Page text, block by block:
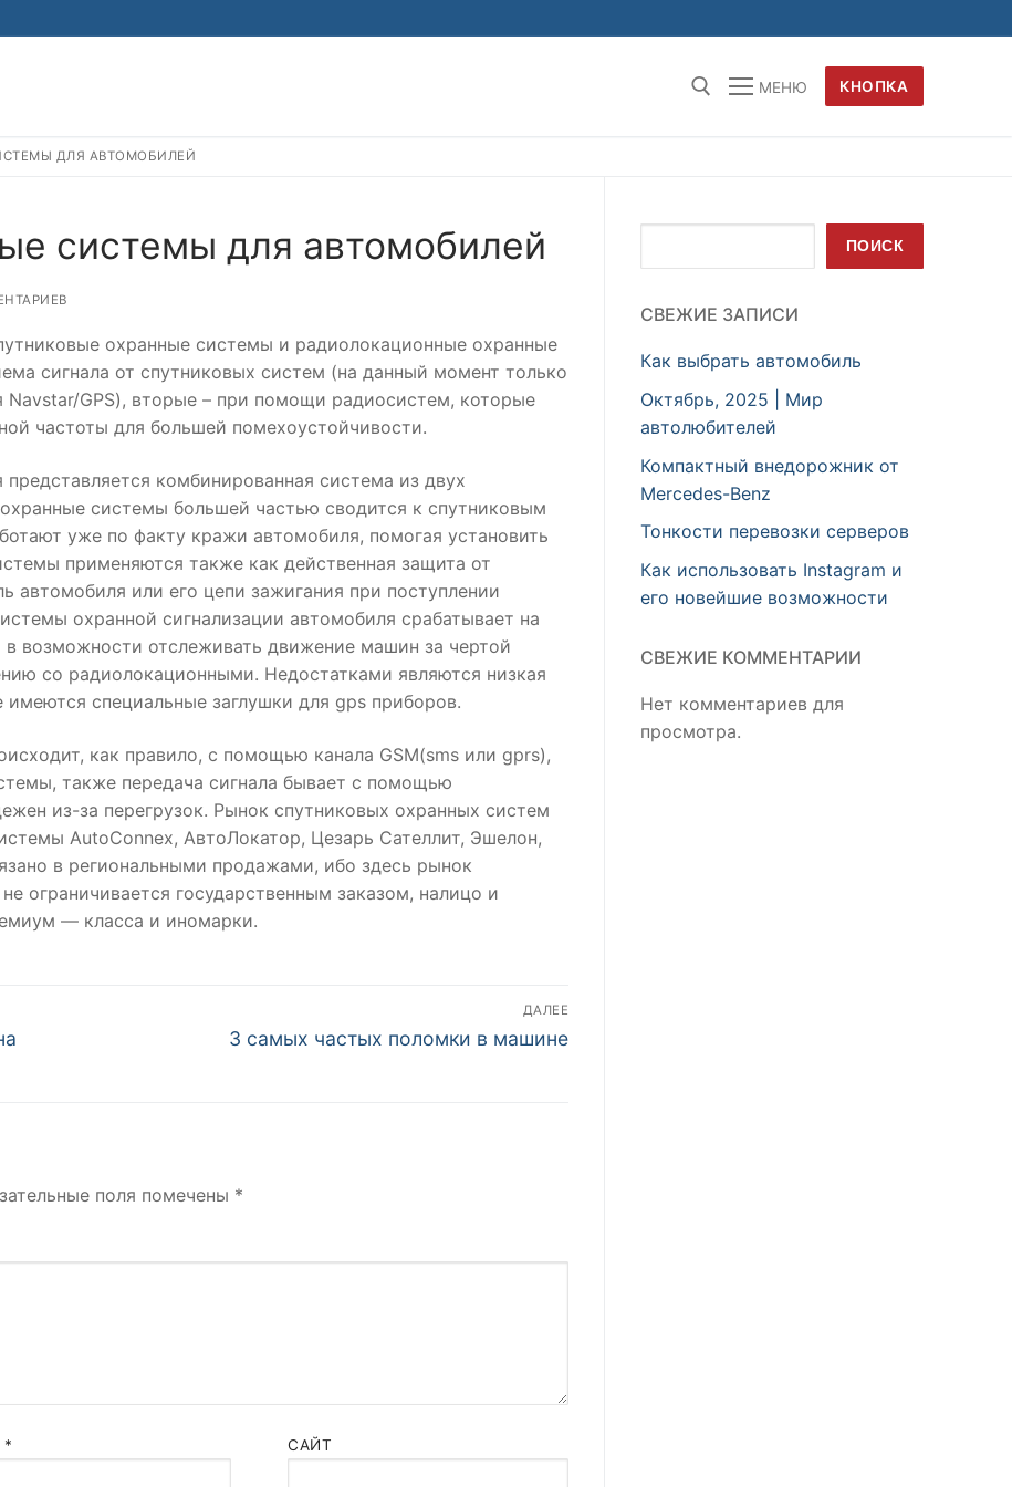
МЕНЮ КНОПКА
ДЛЯ АВТОМОБИЛЕЙ
системы для автомобилей
охранные системы и радиолокационные охранные
сигнала от спутниковых систем (на данный момент только
Navstar/GPS), вторые – при помощи радиосистем, которые
частоты для большей помехоустойчивости.
комбинированная система из двух
системы большей частью сводится к спутниковым
уже по факту кражи автомобиля, помогая установить
применяются также как действенная защита от
автомобиля или его цепи зажигания при поступлении
охранной сигнализации автомобиля срабатывает на
возможности отслеживать движение машин за чертой
со радиолокационными. Недостатками являются низкая
специальные заглушки для gps приборов.
как правило, с помощью канала GSM(sms или gprs),
также передача сигнала бывает с помощью
из-за перегрузок. Рынок спутниковых охранных систем
AutoConnex, АвтоЛокатор, Цезарь Сателлит, Эшелон,
в региональными продажами, ибо здесь рынок
ограничивается государственным заказом, налицо и
— класса и иномарки.
ДАЛЕЕ
Следующая
3 самых частых поломки в машине
поля помечены *
* САЙТ
ПОИСК
СВЕЖИЕ ЗАПИСИ
Как выбрать автомобиль
Октябрь, 2025 | Мир
автолюбителей
Компактный внедорожник от
Mercedes-Benz
Тонкости перевозки серверов
Как использовать Instagram и
его новейшие возможности
СВЕЖИЕ КОММЕНТАРИИ
Нет комментариев для
просмотра.